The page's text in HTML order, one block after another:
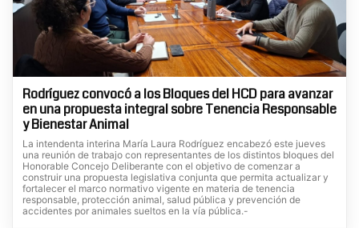
Rodríguez convocó a los Bloques del HCD para avanzar
en una propuesta integral sobre Tenencia Responsable
y Bienestar Animal
La intendenta interina María Laura Rodríguez encabezó este jueves
una reunión de trabajo con representantes de los distintos bloques del
Honorable Concejo Deliberante con el objetivo de comenzar a
construir una propuesta legislativa conjunta que permita actualizar y
fortalecer el marco normativo vigente en materia de tenencia
responsable, protección animal, salud pública y prevención de
accidentes por animales sueltos en la vía pública.-